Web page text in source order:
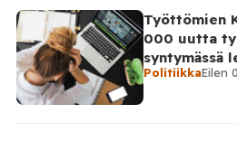
Työttömien
000 uutta
syntymässä
PolitiikkaEilen